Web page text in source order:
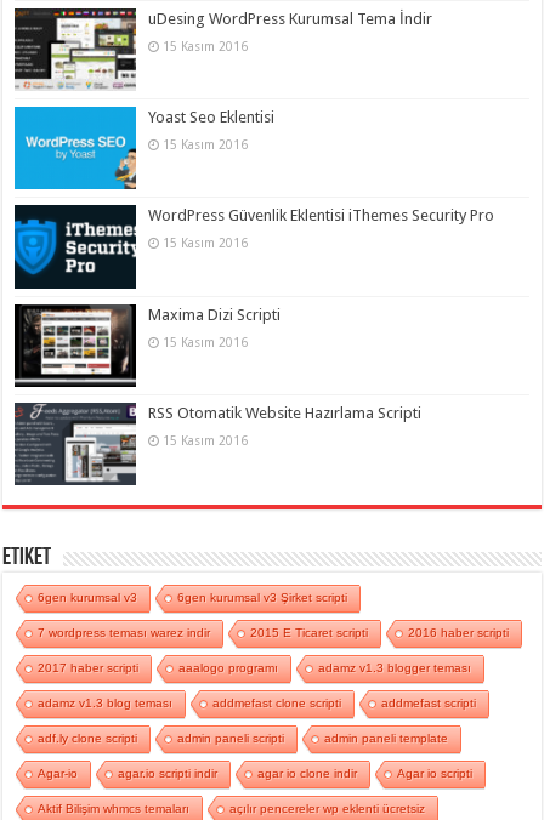
uDesing WordPress Kurumsal Tema İndir
15 Kasım 2016
Yoast Seo Eklentisi
15 Kasım 2016
WordPress Güvenlik Eklentisi iThemes Security Pro
15 Kasım 2016
Maxima Dizi Scripti
15 Kasım 2016
RSS Otomatik Website Hazırlama Scripti
15 Kasım 2016
Etiket
6gen kurumsal v3 6gen kurumsal v3 Şirket scripti
7 wordpress teması warez indir 2015 E Ticaret scripti 2016 haber scripti
2017 haber scripti aaalogo programı adamz v1.3 blogger teması
adamz v1.3 blog teması addmefast clone scripti addmefast scripti
adf.ly clone scripti admin paneli scripti admin paneli template
Agar-io agar.io scripti indir agar io clone indir Agar io scripti
Aktif Bilişim whmcs temaları açılır pencereler wp eklenti ücretsiz